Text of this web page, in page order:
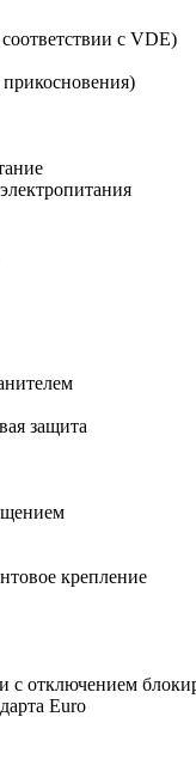
с VDE)
защита
крепление
с отключением
Euro